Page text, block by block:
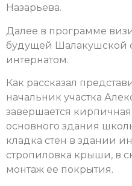
Назарьева.
Далее в программе
будущей Шалакушской
интернатом.
Как рассказал
начальник участка
завершается кирпичная
основного здания
кладка стен в здании
стропиловка крыши, в
монтаж ее покрытия.